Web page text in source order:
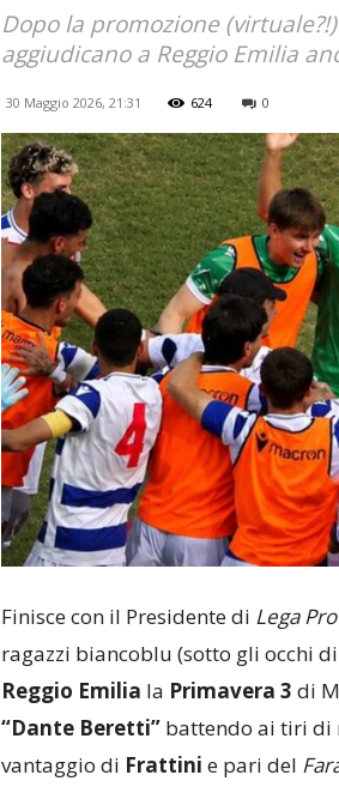
Dopo la promozione
aggiudicano a Reggio Emilia
30 Maggio 2026, 21:31 624 0
Finisce con il Presidente di Lega Pro
ragazzi biancoblu (sotto gli occhi di
Reggio Emilia la Primavera 3 di
“Dante Beretti”battendo ai tiri di
vantaggio di Frattini e pari del